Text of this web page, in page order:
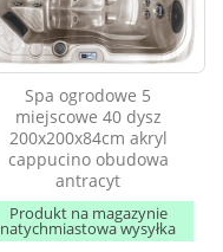
Spa ogrodowe 5
miejscowe 40 dysz
200x200x84cm akryl
cappucino obudowa
antracyt
Produkt na magazynie
natychmiastowa wysyłka